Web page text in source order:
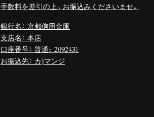
手数料を差引の上、お振込みくださいませ。
銀行名）京都信用金庫
支店名）本店
口座番号）普通：2092431
お振込先）カ)マンジ